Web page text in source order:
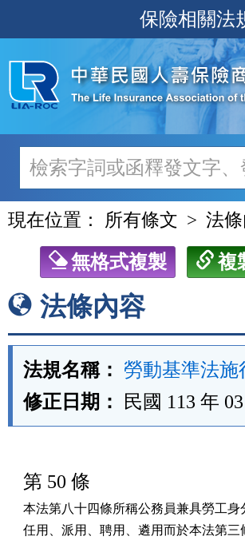
至
主
內
容
保險相關法
現在位置： 所有條文 法
無格式複製 複
法條內容
法規名稱：
勞動基準法施
修正日期：
民國 113 年
第 50 條
本法第八十四條所稱公務員兼具勞工
任用、派用、聘用、遴用而於本法第